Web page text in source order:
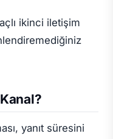
ikinci iletişim
yanıt süresini